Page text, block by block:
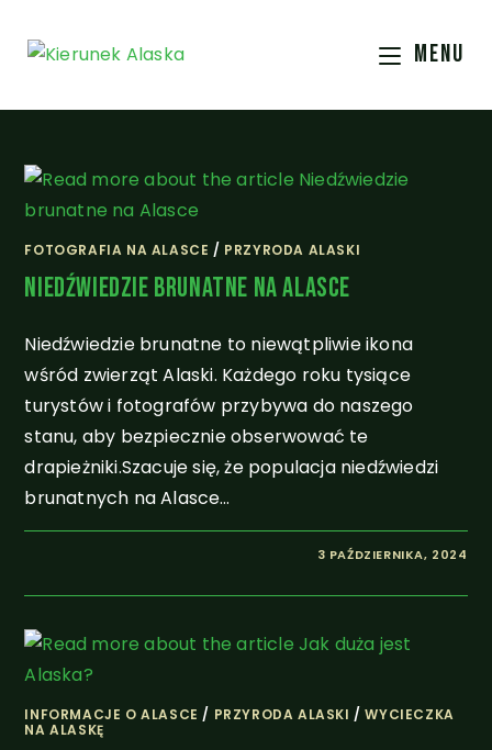
MENU
FOTOGRAFIA NA ALASCE / PRZYRODA ALASKI
Niedźwiedzie Brunatne Na Alasce
Niedźwiedzie brunatne to niewątpliwie ikona
wśród zwierząt Alaski. Każdego roku tysiące
turystów i fotografów przybywa do naszego
stanu, aby bezpiecznie obserwować te
drapieżniki.Szacuje się, że populacja niedźwiedzi
brunatnych na Alasce…
3 PAŹDZIERNIKA, 2024
INFORMACJE O ALASCE / PRZYRODA ALASKI /WYCIECZKA
NA ALASKĘ